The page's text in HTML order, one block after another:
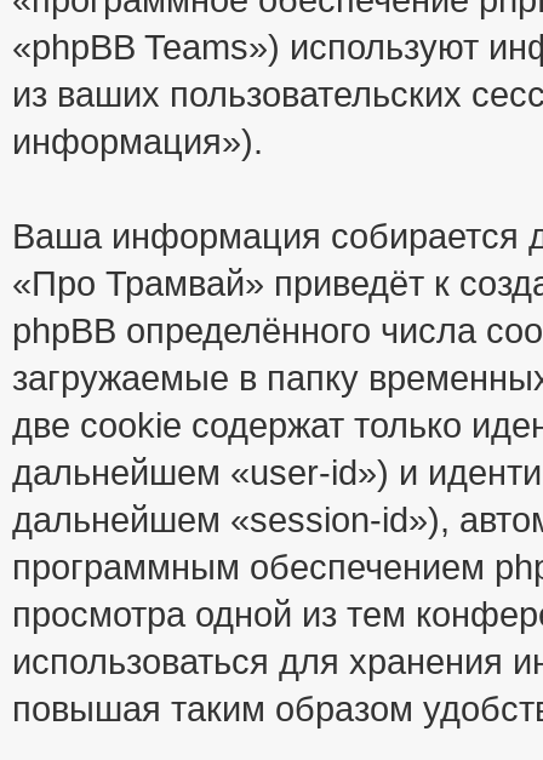
«phpBB Teams») используют
из ваших пользовательских
информация»).
Ваша информация собирается
«Про Трамвай» приведёт к
phpBB определённого числа
загружаемые в папку
две cookie содержат только
дальнейшем «user-id») и
дальнейшем «session-id»),
программным обеспечением
просмотра одной из тем
использоваться для хранения
повышая таким образом